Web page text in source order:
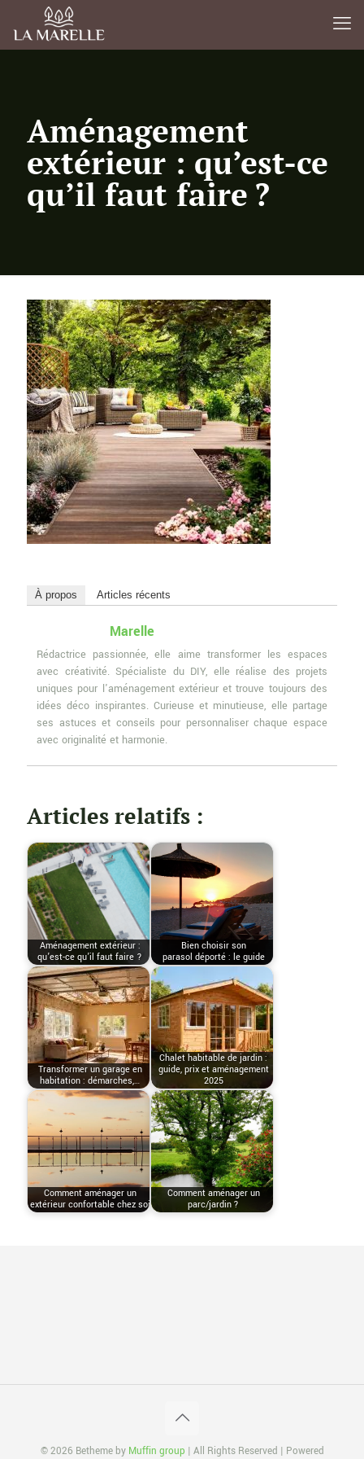
Aménagement
extérieur : qu’est-ce
qu’il faut faire ?
À propos Articles récents
Marelle
Rédactrice passionnée, elle aime transformer les espaces
avec créativité. Spécialiste du DIY, elle réalise des projets
uniques pour l'aménagement extérieur et trouve toujours des
idées déco inspirantes. Curieuse et minutieuse, elle partage
ses astuces et conseils pour personnaliser chaque espace
avec originalité et harmonie.
Articles relatifs :
Aménagement extérieur :
qu’est-ce qu’il faut faire ?
Bien choisir son
parasol déporté : le guide
Transformer un garage en
habitation : démarches,…
Chalet habitable de jardin :
guide, prix et aménagement
2025
Comment aménager un
extérieur confortable chez soi
Comment aménager un
parc/jardin ?
© 2026 Betheme by Muffin group | All Rights Reserved | Powered